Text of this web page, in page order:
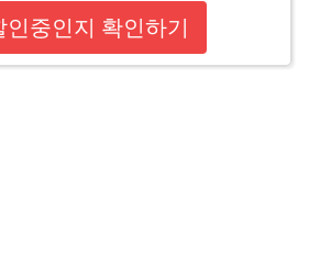
인중인지 확인하기